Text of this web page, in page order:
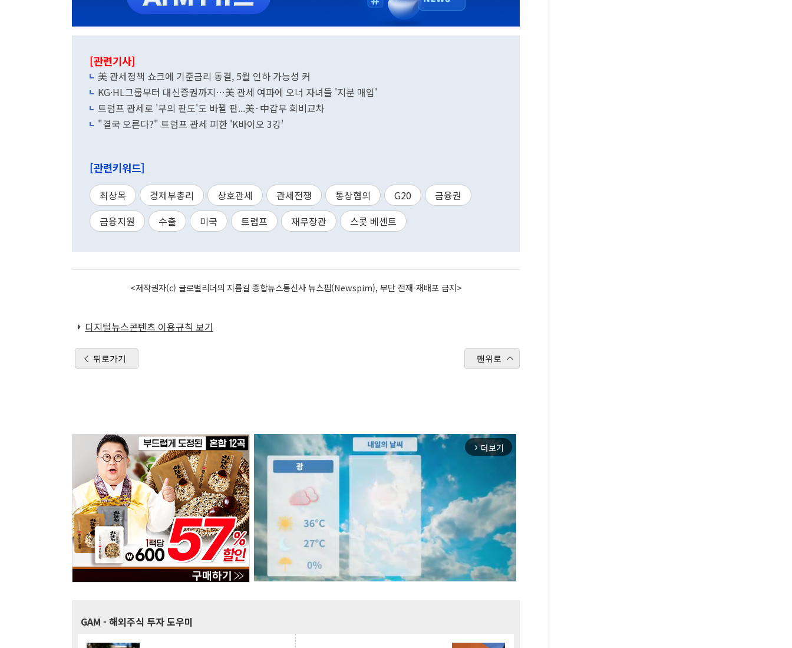
[관련기사]
美 관세정책 쇼크에 기준금리 동결, 5월 인하 가능성 커
KG·HL그룹부터 대신증권까지…美 관세 여파에 오너 자녀들 '지분 매입'
트럼프 관세로 '부의 판도'도 바뀔 판...美·中갑부 희비교차
"결국 오른다?" 트럼프 관세 피한 'K바이오 3강'
[관련키워드]
최상목 경제부총리 상호관세 관세전쟁 통상협의 G20
금융권
금융지원
수출 미국 트럼프 재무장관 스콧 베센트
<저작권자(c) 글로벌리더의 지름길 종합뉴스통신사 뉴스핌(Newspim), 무단 전재-재배포 금지>
디지털뉴스콘텐츠 이용규칙 보기
뒤로가기 맨위로
arrow_forward_ios 더보기
GAM - 해외주식 투자 도우미